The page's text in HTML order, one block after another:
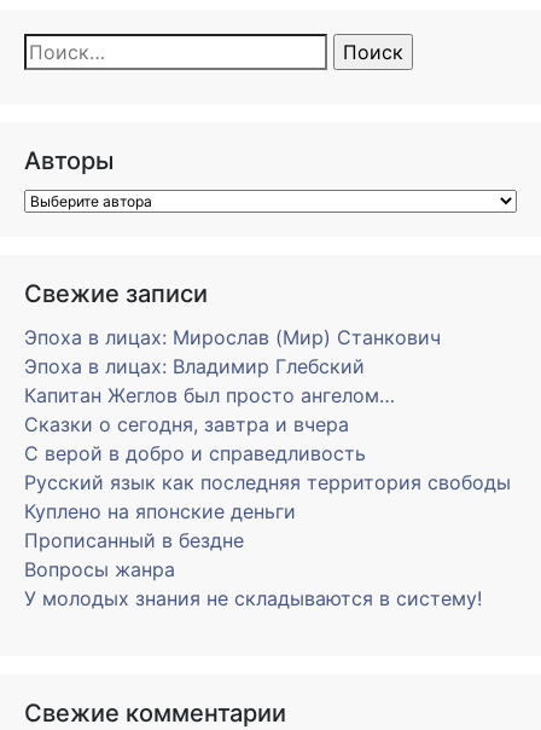
Найти:
Авторы
Свежие записи
Эпоха в лицах: Мирослав (Мир) Станкович
Эпоха в лицах: Владимир Глебский
Капитан Жеглов был просто ангелом…
Сказки о сегодня, завтра и вчера
С верой в добро и справедливость
Русский язык как последняя территория свободы
Куплено на японские деньги
Прописанный в бездне
Вопросы жанра
У молодых знания не складываются в систему!
Свежие комментарии